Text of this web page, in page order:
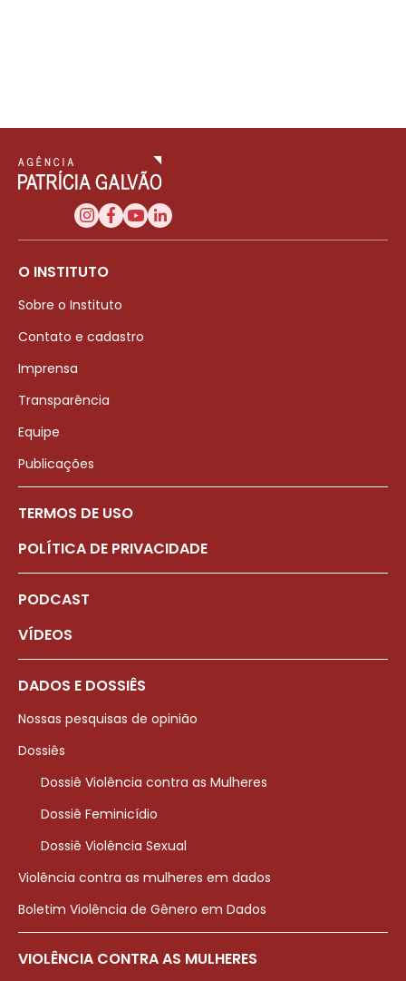
O INSTITUTO
Sobre o Instituto
Contato e cadastro
Imprensa
Transparência
Equipe
Publicações
TERMOS DE USO
POLÍTICA DE PRIVACIDADE
PODCAST
VÍDEOS
DADOS E DOSSIÊS
Nossas pesquisas de opinião
Dossiês
Dossiê Violência contra as Mulheres
Dossiê Feminicídio
Dossiê Violência Sexual
Violência contra as mulheres em dados
Boletim Violência de Gênero em Dados
VIOLÊNCIA CONTRA AS MULHERES